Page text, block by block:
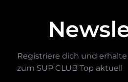
Registriere dich und erhalte
zum SUP CLUB Top aktuell